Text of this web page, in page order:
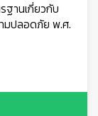
ฐานเกี่ยวกับ
มปลอดภัย พ.ศ.